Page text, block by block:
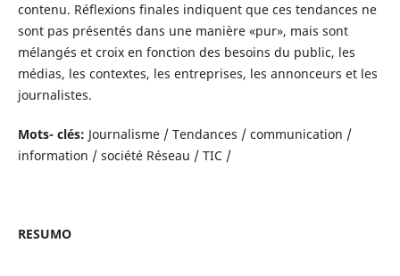
contenu. Réflexions finales indiquent que ces tendances ne
sont pas présentés dans une manière «pur», mais sont
mélangés et croix en fonction des besoins du public, les
médias, les contextes, les entreprises, les annonceurs et les
journalistes.
Mots- clés: Journalisme / Tendances / communication /
information / société Réseau / TIC /
RESUMO